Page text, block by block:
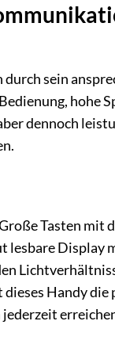
sein
hohe
dennoch
Tasten mit
lesbare Display
Handy die